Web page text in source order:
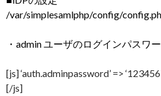
/var/simplesamlphp/config/
・admin ユーザのログインパスワ
[js] ‘auth.adminpassword’ =>
[/js]